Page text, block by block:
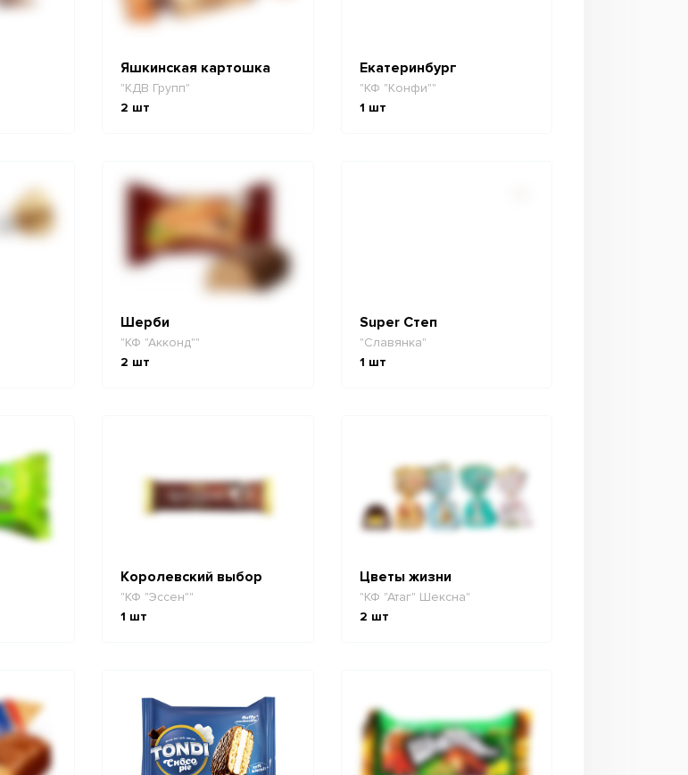
Яшкинская картошка
"КДВ Групп"
2 шт
Екатеринбург
"КФ "Конфи""
1 шт
Шерби
"КФ "Акконд""
2 шт
Super Степ
"Славянка"
1 шт
Королевский выбор
"КФ "Эссен""
1 шт
Цветы жизни
"КФ "Атаг" Шексна"
2 шт